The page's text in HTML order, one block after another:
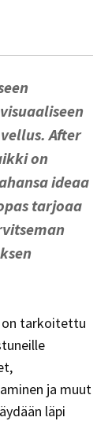
After
on
ideaa
tarjoaa
on tarkoitettu
ja muut
läpi